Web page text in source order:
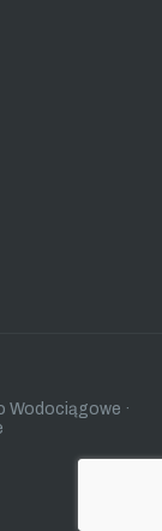
Wodociągowe ·